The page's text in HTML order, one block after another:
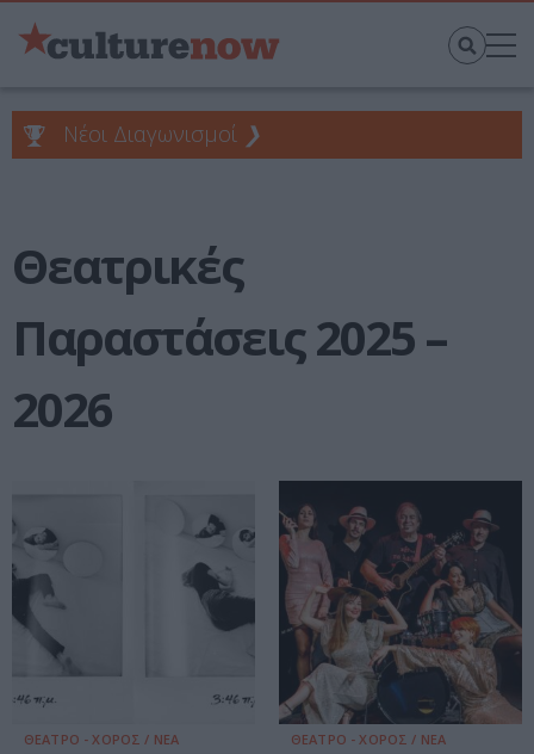
Νέοι Διαγωνισμοί ❯
Θεατρικές
Παραστάσεις 2025 –
2026
ΘΕΑΤΡΟ - ΧΟΡΟΣ / ΝΕΑ ΘΕΑΤΡΟ - ΧΟΡΟΣ / ΝΕΑ